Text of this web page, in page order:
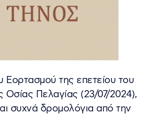
Εορτασμού της επετείου του
Οσίας Πελαγίας (23/07/2024),
συχνά δρομολόγια από την